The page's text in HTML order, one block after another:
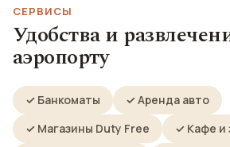
СЕРВИСЫ
Удобства и
аэропорту
✓ Банкоматы
✓ Аренда авто
✓ Магазины Duty Free
✓ Кафе и